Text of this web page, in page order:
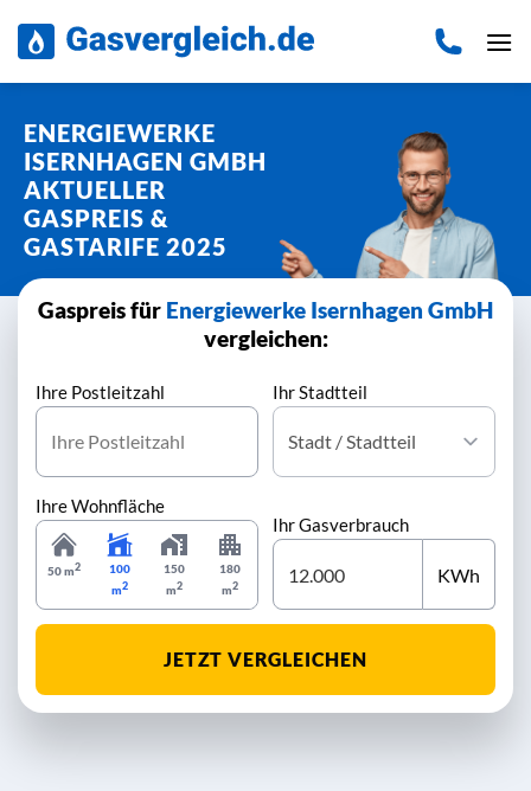
Inhalt
ENERGIEWERKE
ISERNHAGEN GMBH
AKTUELLER
GASPREIS &
GASTARIFE 2025
Gaspreis für Energiewerke Isernhagen GmbH
vergleichen:
Ihre Postleitzahl Ihr Stadtteil
Ihre Wohnfläche
50 m2
100
m2
150
m2
180
m2
Ihr Gasverbrauch
KWh
JETZT VERGLEICHEN